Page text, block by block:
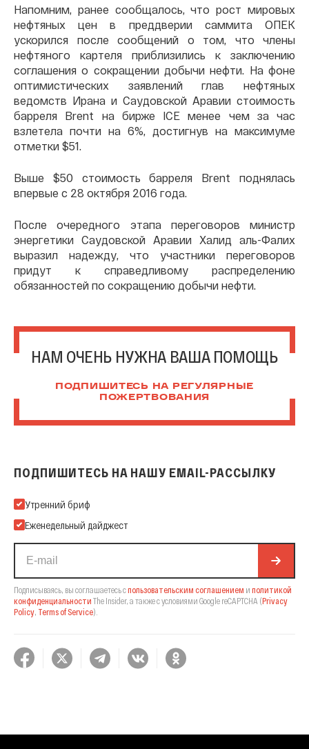
Напомним, ранее сообщалось, что рост мировых
нефтяных цен в преддверии саммита ОПЕК
ускорился после сообщений о том, что члены
нефтяного картеля приблизились к заключению
соглашения о сокращении добычи нефти. На фоне
оптимистических заявлений глав нефтяных
ведомств Ирана и Саудовской Аравии стоимость
барреля Brent на бирже ICE менее чем за час
взлетела почти на 6%, достигнув на максимуме
отметки $51.
Выше $50 стоимость барреля Brent поднялась
впервые с 28 октября 2016 года.
После очередного этапа переговоров министр
энергетики Саудовской Аравии Халид аль-Фалих
выразил надежду, что участники переговоров
придут к справедливому распределению
обязанностей по сокращению добычи нефти.
НАМ ОЧЕНЬ НУЖНА ВАША ПОМОЩЬ
ПОДПИШИТЕСЬ НА РЕГУЛЯРНЫЕ
ПОЖЕРТВОВАНИЯ
ПОДПИШИТЕСЬ НА НАШУ EMAIL-РАССЫЛКУ
Подпишитесь на нашу Email-рассылку
Утренний бриф
Еженедельный дайджест
Подписываясь, вы соглашаетесь спользовательским соглашением и политикой
конфиденциальности The Insider, а также с условиями Google reCAPTCHA (Privacy
Policy, Terms of Service).